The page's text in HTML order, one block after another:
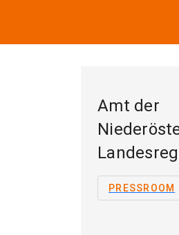
Amt der
PRESSROOM